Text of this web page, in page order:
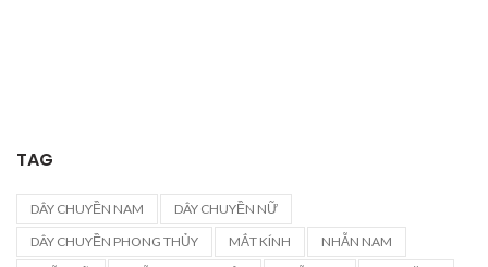
TAG
DÂY CHUYỀN NAM
DÂY CHUYỀN NỮ
DÂY CHUYỀN PHONG THỦY
MẮT KÍNH
NHẪN NAM